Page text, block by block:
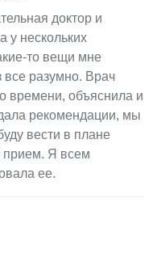
доктор и
у нескольких
то вещи мне
все разумно. Врач
времени, объяснила и
рекомендации, мы
вести в плане
прием. Я всем
ее.